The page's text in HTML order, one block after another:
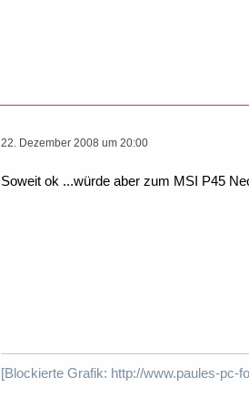
22. Dezember 2008 um 20:00
Soweit ok ...würde aber zum MSI P45
[Blockierte Grafik: http://www.paules-pc-